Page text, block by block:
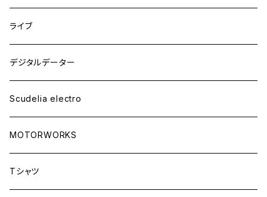
ライブ
デジタルデーター
Scudelia electro
MOTORWORKS
Tシャツ